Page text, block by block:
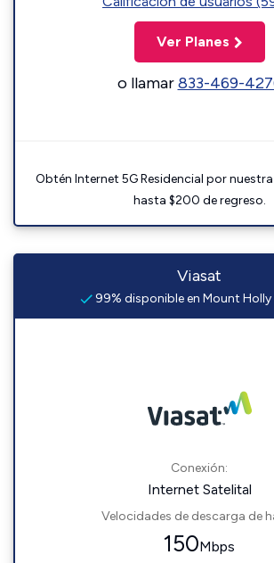
Ver Planes
o llamar833-469-
Obtén Internet 5G Residencial por
hasta $200 de regreso.
Viasat
99% disponible en Mount
Conexión:
Internet Satelital
Velocidades de descarga de
150Mbps